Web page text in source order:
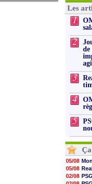
Les
1
2
de
3
4
5
05/08
05/08
02/08 PSG